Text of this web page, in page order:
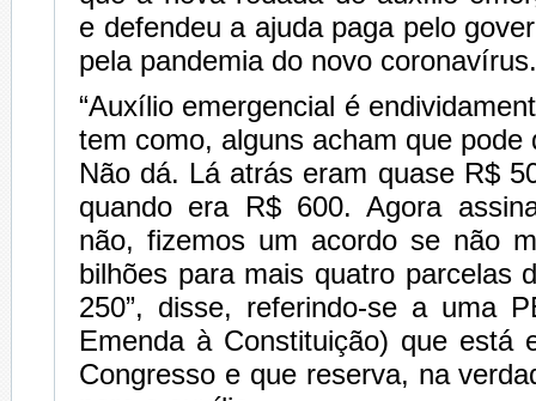
e defendeu a ajuda paga pelo
pela pandemia do novo coronavírus.
“Auxílio emergencial é
tem como, alguns acham que pode
Não dá. Lá atrás eram quase R$
quando era R$ 600. Agora
não, fizemos um acordo se não
bilhões para mais quatro parcelas
250”, disse, referindo-se a uma
Emenda à Constituição) que está
Congresso e que reserva, na